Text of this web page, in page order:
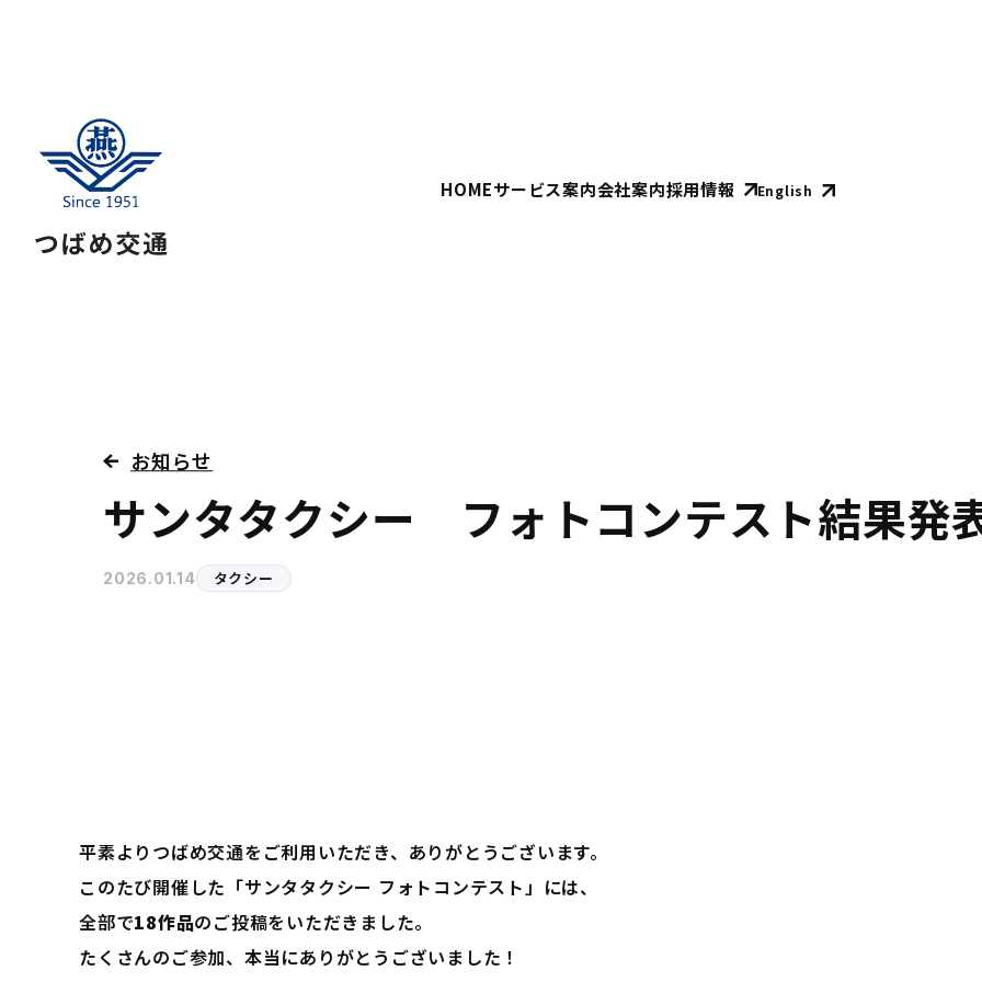
HOMEサービス案内会社案内採用情報 English
お知らせ
サンタタクシー フォトコンテスト結果発
2026.01.14 タクシー
平素よりつばめ交通をご利用いただき、ありがとうございます。
このたび開催した「サンタタクシー フォトコンテスト」には、
全部で18作品のご投稿をいただきました。
たくさんのご参加、本当にありがとうございました！